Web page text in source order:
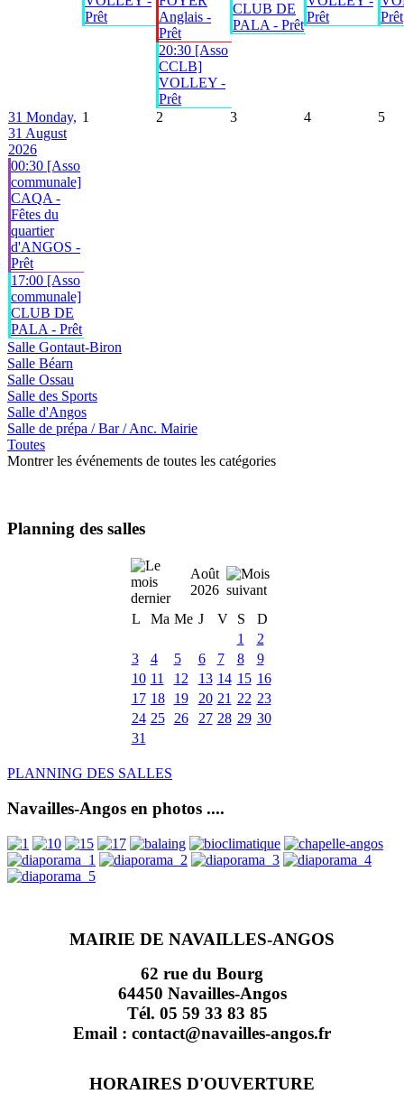
Prêt
Anglais -
Prêt
20:30 [Asso
CCLB]
VOLLEY -
Prêt
CLUB DE
PALA - Prêt
Prêt
Prêt
31 Monday,
31 August
2026
00:30 [Asso
communale]
CAQA -
Fêtes du
quartier
d'ANGOS -
Prêt
17:00 [Asso
communale]
CLUB DE
PALA - Prêt
1 2 3 4 5
Salle Gontaut-Biron
Salle Béarn
Salle Ossau
Salle des Sports
Salle d'Angos
Salle de prépa / Bar / Anc. Mairie
Toutes
Montrer les événements de toutes les catégories
Planning des salles
Août
2026
L
Ma Me J V S
D
1
2
3
4 5 6 7 8
9
10 11 12 13 14 15 16
17 18 19 20 21 22 23
24 25 26 27 28 29 30
31
PLANNING DES SALLES
Navailles-Angos en photos ....
MAIRIE DE NAVAILLES-ANGOS
62 rue du Bourg
64450 Navailles-Angos
Tél. 05 59 33 83 85
Email : contact@navailles-angos.fr
HORAIRES D'OUVERTURE